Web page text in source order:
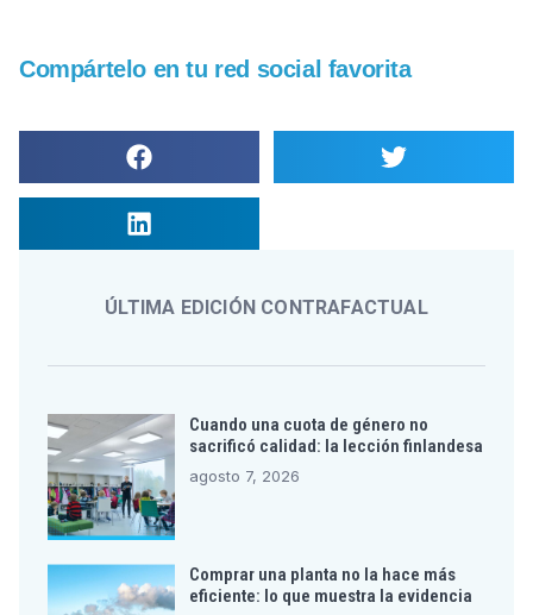
Compártelo en tu red social favorita
ÚLTIMA EDICIÓN CONTRAFACTUAL
Cuando una cuota de género no
sacrificó calidad: la lección finlandesa
agosto 7, 2026
Comprar una planta no la hace más
eficiente: lo que muestra la evidencia